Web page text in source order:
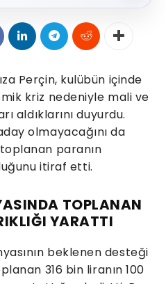
Perçin, kulübün içinde
kriz nedeniyle mali ve
aldıklarını duyurdu.
olmayacağını da
paranın
itiraf etti.
TOPLANAN
YARATTI
beklenen desteği
316 bin liranın 100